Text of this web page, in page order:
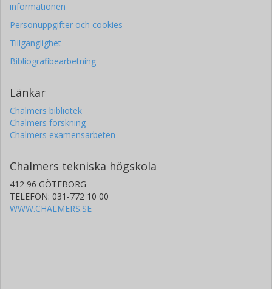
informationen
Personuppgifter och cookies
Tillgänglighet
Bibliografibearbetning
Länkar
Chalmers bibliotek
Chalmers forskning
Chalmers examensarbeten
Chalmers tekniska högskola
412 96 GÖTEBORG
TELEFON: 031-772 10 00
WWW.CHALMERS.SE